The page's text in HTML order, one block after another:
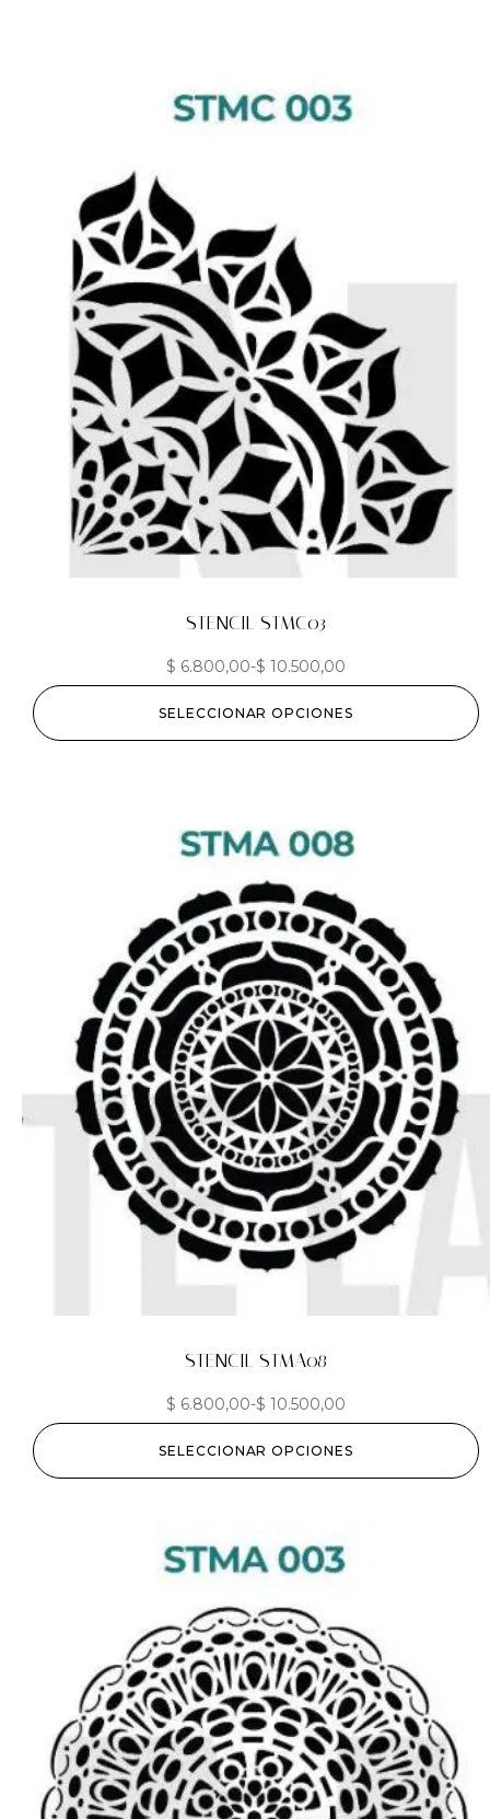
STENCIL STMC03
$ 6.800,00-$ 10.500,00
SELECCIONAR OPCIONES
STENCIL STMA08
$ 6.800,00-$ 10.500,00
SELECCIONAR OPCIONES